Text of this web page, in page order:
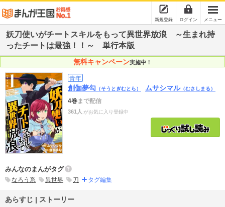
新規登録 ログイン メニュー
妖刀使いがチートスキルをもって異世界放浪 ～生まれ持
ったチートは最強！！～ 単行本版
無料キャンペーン実施中！
青年
創伽夢勾 （そうとぎむとら） ムサシマル（むさしまる）
4巻まで配信
361人 がお気に入り登録中
みんなのまんがタグ
なろう系 異世界 刀 タグ編集
あらすじ | ストーリー